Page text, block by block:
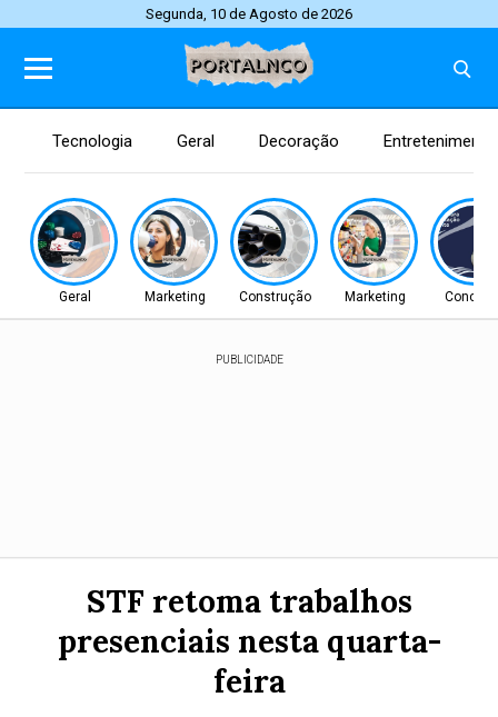
Segunda, 10 de Agosto de 2026
Tecnologia Geral Decoração Entretenimento
Geral Marketing Construção Marketing
PUBLICIDADE
STF retoma trabalhos
presenciais nesta quarta-
feira